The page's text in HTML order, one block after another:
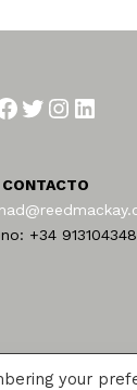
Twitter
CONTACTO
+34 913104348
your